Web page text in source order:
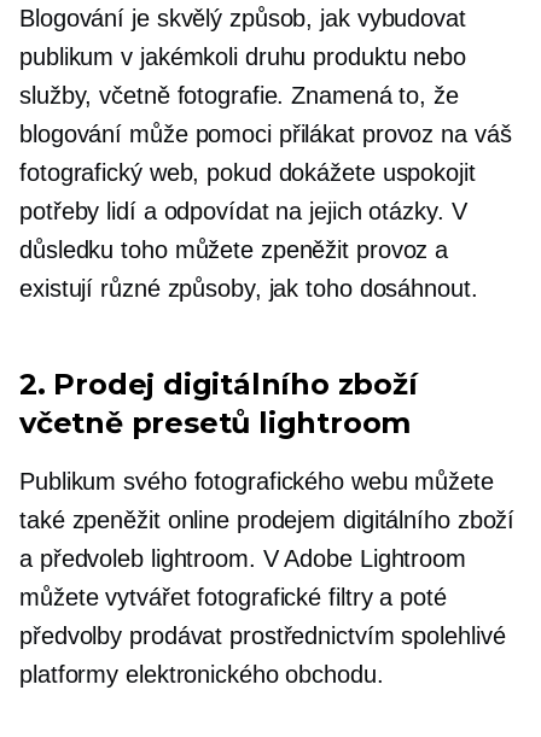
Blogování je skvělý způsob, jak vybudovat
publikum v jakémkoli druhu produktu nebo
služby, včetně fotografie. Znamená to, že
blogování může pomoci přilákat provoz na váš
fotografický web, pokud dokážete uspokojit
potřeby lidí a odpovídat na jejich otázky. V
důsledku toho můžete zpeněžit provoz a
existují různé způsoby, jak toho dosáhnout.
2. Prodej digitálního zboží
včetně presetů lightroom
Publikum svého fotografického webu můžete
také zpeněžit online prodejem digitálního zboží
a předvoleb lightroom. V Adobe Lightroom
můžete vytvářet fotografické filtry a poté
předvolby prodávat prostřednictvím spolehlivé
platformy elektronického obchodu.